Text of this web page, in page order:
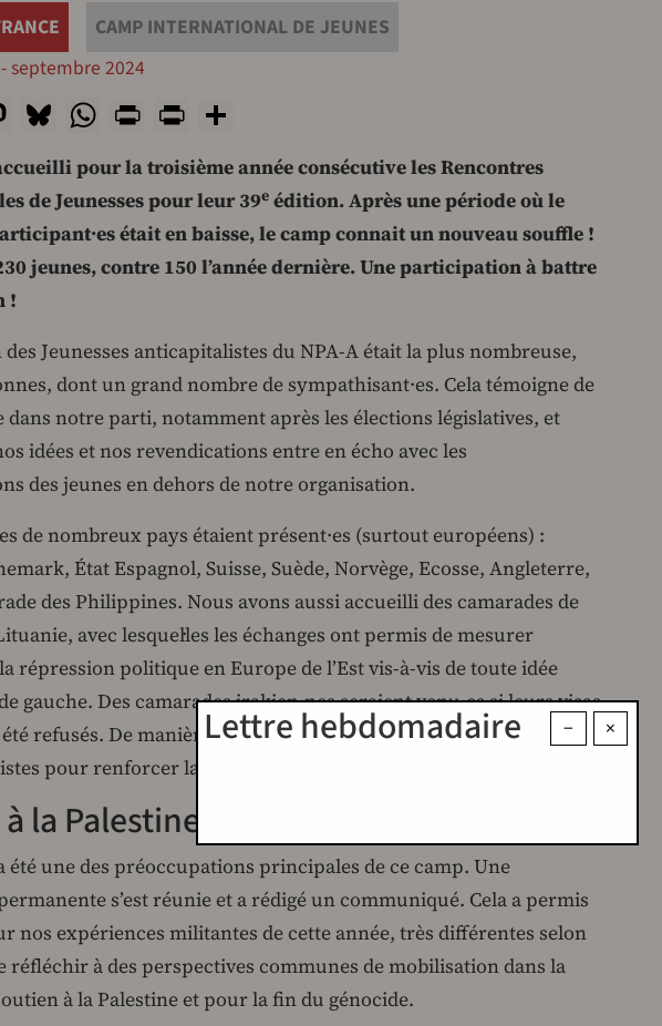
CAMP INTERNATIONAL DE JEUNES
septembre 2024
Mastodon
Bluesky
WhatsApp
PrintPrintFriendly
pour la troisième année consécutive les Rencontres
de Jeunesses pour leur 39e édition. Après une période où le
était en baisse, le camp connait un nouveau souffle !
jeunes, contre 150 l’année dernière. Une participation à battre
!
Jeunesses anticapitalistes du NPA-A était la plus nombreuse,
dont un grand nombre de sympathisant·es. Cela témoigne de
dans notre parti, notamment après les élections législatives, et
idées et nos revendications entre en écho avec les
des jeunes en dehors de notre organisation.
de nombreux pays étaient présent·es (surtout européens) :
État Espagnol, Suisse, Suède, Norvège, Ecosse, Angleterre,
des Philippines. Nous avons aussi accueilli des camarades de
avec lesquel·les les échanges ont permis de mesurer
répression politique en Europe de l’Est vis-à-vis de toute idée
gauche. Des camarades irakien·nes seraient venu·es si leurs visas
été refusés. De manière générale, il faut renforcer nos liens
pour renforcer la venue de jeunes extra-européen·nes.
la Palestine de tous les horizons
été une des préoccupations principales de ce camp. Une
s’est réunie et a rédigé un communiqué. Cela a permis
nos expériences militantes de cette année, très différentes selon
réfléchir à des perspectives communes de mobilisation dans la
à la Palestine et pour la fin du génocide.
×
−
Lettre hebdomadaire